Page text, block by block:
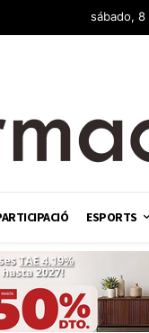
sábado,
ESPORTS